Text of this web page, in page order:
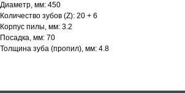
Диаметр, мм: 450
Количество зубов (Z): 20 + 6
Корпус пилы, мм: 3.2
Посадка, мм: 70
Толщина зуба (пропил), мм: 4.8